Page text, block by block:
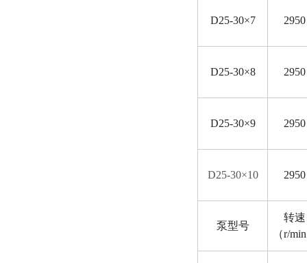
D25-30×7 2950
D25-30×8 2950
D25-30×9 2950
D25-30×10 2950
泵型号
转速
（r/